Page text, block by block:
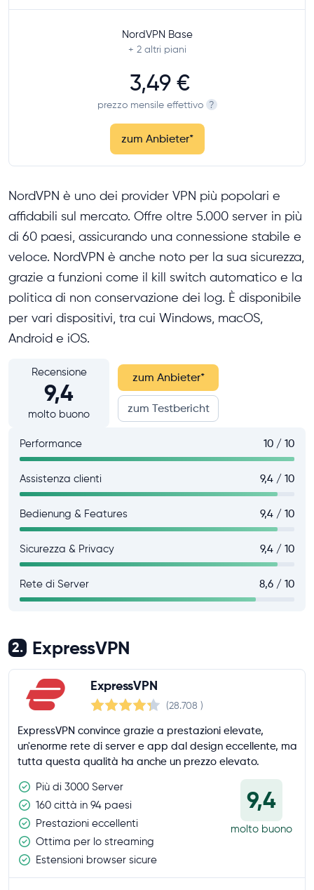
NordVPN Base
+ 2 altri piani
3,49 €
prezzo mensile effettivo ?
zum Anbieter*
NordVPN è uno dei provider VPN più popolari e
affidabili sul mercato. Offre oltre 5.000 server in più
di 60 paesi, assicurando una connessione stabile e
veloce. NordVPN è anche noto per la sua sicurezza,
grazie a funzioni come il kill switch automatico e la
politica di non conservazione dei log. È disponibile
per vari dispositivi, tra cui Windows, macOS,
Android e iOS.
Recensione
9,4
molto buono
zum Anbieter*
zum Testbericht
Performance 10 / 10
Assistenza clienti 9,4 / 10
Bedienung & Features 9,4 / 10
Sicurezza & Privacy 9,4 / 10
Rete di Server 8,6 / 10
2. ExpressVPN
ExpressVPN
(28.708 )
ExpressVPN convince grazie a prestazioni elevate,
un'enorme rete di server e app dal design eccellente, ma
tutta questa qualità ha anche un prezzo elevato.
Più di 3000 Server
160 città in 94 paesi
Prestazioni eccellenti
Ottima per lo streaming
Estensioni browser sicure
9,4
molto buono